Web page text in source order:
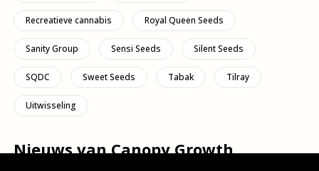
Recreatieve cannabis Royal Queen Seeds
Sanity Group Sensi Seeds Silent Seeds
SQDC Sweet Seeds Tabak Tilray
Uitwisseling
Nieuws van Canopy Growth